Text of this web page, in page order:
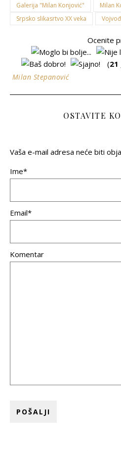
Galerija "Milan Konjović" Milan
Srpsko slikasrtvo XX veka
Ocenite
(21
Milan Stepanović
OSTAVITE
Vaša e-mail adresa neće biti
Ime*
Email*
Komentar